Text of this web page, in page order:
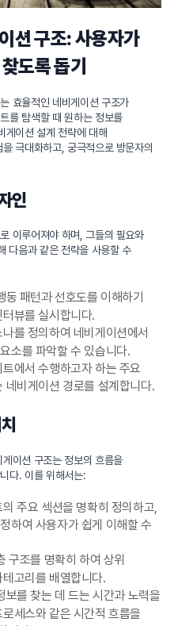
션 구조: 사용자가
도록 돕기
효율적인 네비게이션 구조가
를 탐색할 때 원하는 정보를
게이션 설계 전략에 대해
극대화하고, 궁극적으로 방문자의
인
이루어져야 하며, 그들의 필요와
다음과 같은 전략을 사용할 수
패턴과 선호도를 이해하기
뷰를 실시합니다.
를 정의하여 네비게이션에서
소를 파악할 수 있습니다.
에서 수행하고자 하는 주요
네비게이션 경로를 설계합니다.
이션 구조는 정보의 흐름을
다. 이를 위해서는:
주요 섹션을 명확히 정의하고,
하여 사용자가 쉽게 이해할 수
구조를 명확히 하여 상위
고리를 배열합니다.
보를 찾는 데 드는 시간과 노력을
세스와 같은 시간적 흐름을